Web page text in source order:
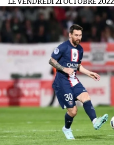
LE VENDREDI 21 OCTOBRE